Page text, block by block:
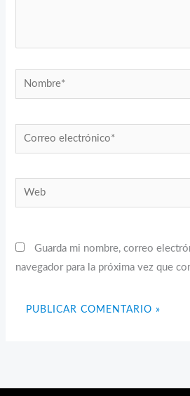
Nombre*
Correo
electrónico*
Web
Guarda mi nombre, correo
navegador para la próxima vez que